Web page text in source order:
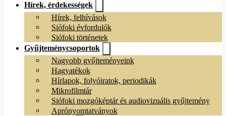
Hírek, érdekességek
Hírek, felhívások
Siófoki évfordulók
Siófoki történetek
Gyűjteménycsoportok
Nagyobb gyűjteményeink
Hagyatékok
Hírlapok, folyóiratok, periodikák
Mikrofilmtár
Siófoki mozgóképtár és audiovizuális gyűjtemény
Aprónyomtatványok